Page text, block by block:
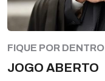
FIQUE POR DENTRO
JOGO ABERTO